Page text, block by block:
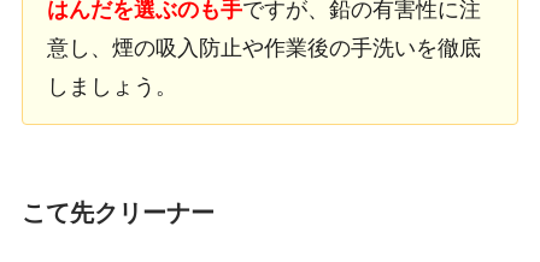
はんだを選ぶのも手ですが、鉛の有害性に注
意し、煙の吸入防止や作業後の手洗いを徹底
しましょう。
こて先クリーナー